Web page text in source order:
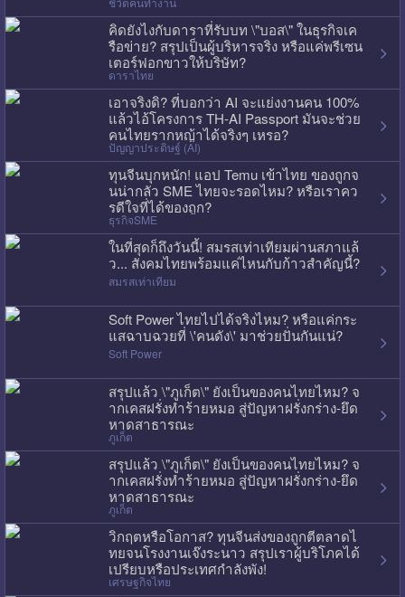
คิดยังไงกับดาราที่รับบท \"บอส\" ในธุรกิจเค
รือข่าย? สรุปเป็นผู้บริหารจริง หรือแค่พรีเซน
เตอร์ฟอกขาวให้บริษัท?
ดาราไทย
เอาจริงดิ? ที่บอกว่า AI จะแย่งงานคน 100%
แล้วไอ้โครงการ TH-AI Passport มันจะช่วย
คนไทยรากหญ้าได้จริงๆ เหรอ?
ปัญญาประดิษฐ์ (AI)
ทุนจีนบุกหนัก! แอป Temu เข้าไทย ของถูกจ
นน่ากลัว SME ไทยจะรอดไหม? หรือเราคว
รดีใจที่ได้ของถูก?
ธุรกิจSME
ในที่สุดก็ถึงวันนี้! สมรสเท่าเทียมผ่านสภาแล้
ว... สังคมไทยพร้อมแค่ไหนกับก้าวสำคัญนี้?
สมรสเท่าเทียม
Soft Power ไทยไปได้จริงไหม? หรือแค่กระ
แสฉาบฉวยที่ \'คนดัง\' มาช่วยปั่นกันแน่?
Soft Power
สรุปแล้ว \"ภูเก็ต\" ยังเป็นของคนไทยไหม? จ
ากเคสฝรั่งทำร้ายหมอ สู่ปัญหาฝรั่งกร่าง-ยึด
หาดสาธารณะ
ภูเก็ต
สรุปแล้ว \"ภูเก็ต\" ยังเป็นของคนไทยไหม? จ
ากเคสฝรั่งทำร้ายหมอ สู่ปัญหาฝรั่งกร่าง-ยึด
หาดสาธารณะ
ภูเก็ต
วิกฤตหรือโอกาส? ทุนจีนส่งของถูกตีตลาดไ
ทยจนโรงงานเจ๊งระนาว สรุปเราผู้บริโภคได้
เปรียบหรือประเทศกำลังพัง!
เศรษฐกิจไทย